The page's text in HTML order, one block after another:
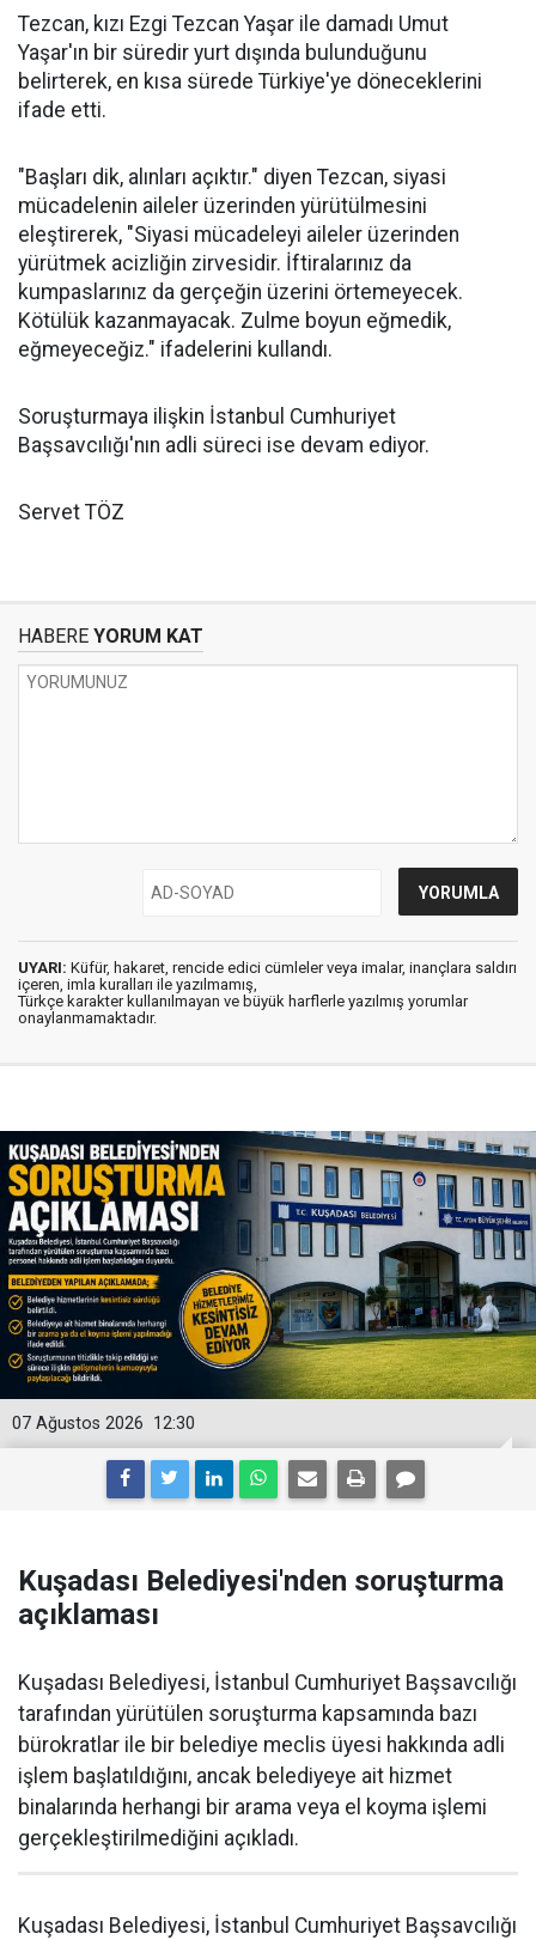
Tezcan, kızı Ezgi Tezcan Yaşar ile damadı Umut
Yaşar'ın bir süredir yurt dışında bulunduğunu
belirterek, en kısa sürede Türkiye'ye döneceklerini
ifade etti.
"Başları dik, alınları açıktır." diyen Tezcan, siyasi
mücadelenin aileler üzerinden yürütülmesini
eleştirerek, "Siyasi mücadeleyi aileler üzerinden
yürütmek acizliğin zirvesidir. İftiralarınız da
kumpaslarınız da gerçeğin üzerini örtemeyecek.
Kötülük kazanmayacak. Zulme boyun eğmedik,
eğmeyeceğiz." ifadelerini kullandı.
Soruşturmaya ilişkin İstanbul Cumhuriyet
Başsavcılığı'nın adli süreci ise devam ediyor.
Servet TÖZ
HABERE YORUM KAT
UYARI: Küfür, hakaret, rencide edici cümleler veya imalar, inançlara saldırı
içeren, imla kuralları ile yazılmamış,
Türkçe karakter kullanılmayan ve büyük harflerle yazılmış yorumlar
onaylanmamaktadır.
12:30
07 Ağustos 2026
Kuşadası Belediyesi'nden soruşturma
açıklaması
Kuşadası Belediyesi, İstanbul Cumhuriyet Başsavcılığı
tarafından yürütülen soruşturma kapsamında bazı
bürokratlar ile bir belediye meclis üyesi hakkında adli
işlem başlatıldığını, ancak belediyeye ait hizmet
binalarında herhangi bir arama veya el koyma işlemi
gerçekleştirilmediğini açıkladı.
Kuşadası Belediyesi, İstanbul Cumhuriyet Başsavcılığı